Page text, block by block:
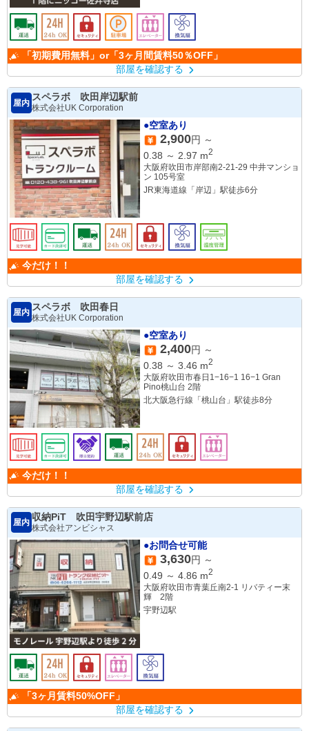
「初期費用無料」or「3ヶ月間賃料50％OFF」
部屋を確認する
屋内
スペラボ 吹田岸辺駅前
株式会社UK Corporation
●空室あり
2,900円 ～
0.38 ～ 2.97 m2
大阪府吹田市岸部南2-21-29 中井マンショ
ン 105号室
JR東海道線「岸辺」駅徒歩6分
今だけ！！
部屋を確認する
屋内
スペラボ 吹田春日
株式会社UK Corporation
●空室あり
2,400円 ～
0.38 ～ 3.46 m2
大阪府吹田市春日1−16−1 16−1 Gran
Pino桃山台 2階
北大阪急行線「桃山台」駅徒歩8分
今だけ！！
部屋を確認する
屋内
収納PiT 吹田宇野辺駅前店
株式会社アンビシャス
●お問合せ可能
3,630円 ～
0.49 ～ 4.86 m2
大阪府吹田市青葉丘南2-1 リバティー末
輝 2階
宇野辺駅
「3ヶ月賃料50%OFF」
部屋を確認する